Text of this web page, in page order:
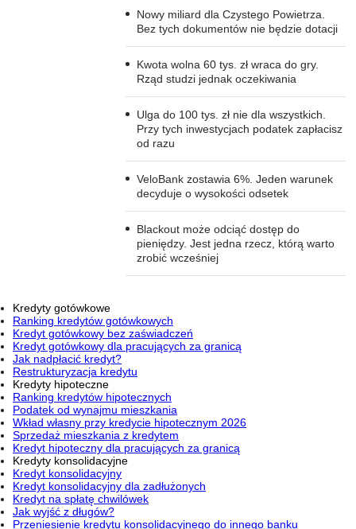
Nowy miliard dla Czystego Powietrza.
Bez tych dokumentów nie będzie dotacji
Kwota wolna 60 tys. zł wraca do gry.
Rząd studzi jednak oczekiwania
Ulga do 100 tys. zł nie dla wszystkich.
Przy tych inwestycjach podatek zapłacisz
od razu
VeloBank zostawia 6%. Jeden warunek
decyduje o wysokości odsetek
Blackout może odciąć dostęp do
pieniędzy. Jest jedna rzecz, którą warto
zrobić wcześniej
Kredyty gotówkowe
Ranking kredytów gotówkowych
Kredyt gotówkowy bez zaświadczeń
Kredyt gotówkowy dla pracujących za granicą
Jak nadpłacić kredyt?
Restrukturyzacja kredytu
Kredyty hipoteczne
Ranking kredytów hipotecznych
Podatek od wynajmu mieszkania
Wkład własny przy kredycie hipotecznym 2026
Sprzedaż mieszkania z kredytem
Kredyt hipoteczny dla pracujących za granicą
Kredyty konsolidacyjne
Kredyt konsolidacyjny
Kredyt konsolidacyjny dla zadłużonych
Kredyt na spłatę chwilówek
Jak wyjść z długów?
Przeniesienie kredytu konsolidacyjnego do innego banku